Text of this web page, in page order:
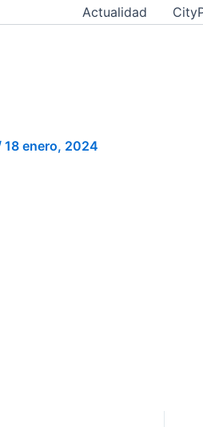
Actualidad
18 enero, 2024